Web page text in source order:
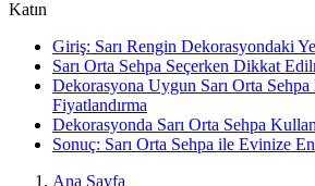
Katın
Giriş: Sarı Rengin Dekorasyondaki
Sarı Orta Sehpa Seçerken Dikkat
Dekorasyona Uygun Sarı Orta
Fiyatlandırma
Dekorasyonda Sarı Orta Sehpa
Sonuç: Sarı Orta Sehpa ile Evinize
Ana Sayfa